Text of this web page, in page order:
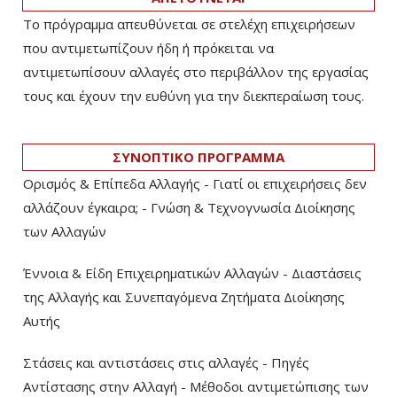
Το πρόγραμμα απευθύνεται σε στελέχη επιχειρήσεων
που αντιμετωπίζουν ήδη ή πρόκειται να
αντιμετωπίσουν αλλαγές στο περιβάλλον της εργασίας
τους και έχουν την ευθύνη για την διεκπεραίωση τους.
ΣΥΝΟΠΤΙΚΟ ΠΡΟΓΡΑΜΜΑ
Ορισμός & Επίπεδα Αλλαγής - Γιατί οι επιχειρήσεις δεν
αλλάζουν έγκαιρα; - Γνώση & Τεχνογνωσία Διοίκησης
των Αλλαγών
Έννοια & Είδη Επιχειρηματικών Αλλαγών - Διαστάσεις
της Αλλαγής και Συνεπαγόμενα Ζητήματα Διοίκησης
Αυτής
Στάσεις και αντιστάσεις στις αλλαγές - Πηγές
Αντίστασης στην Αλλαγή - Μέθοδοι αντιμετώπισης των